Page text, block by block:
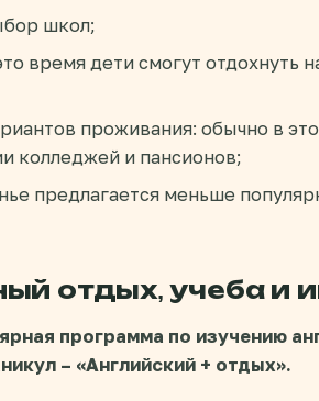
школ;
время дети смогут отдохнуть
проживания: обычно в
колледжей и пансионов;
предлагается меньше
отдых, учеба и
программа по изучению
– «Английский + отдых».